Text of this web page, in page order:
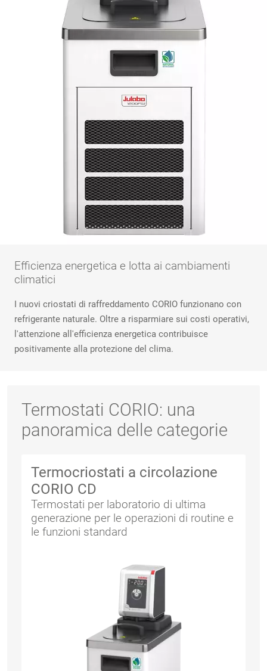
Efficienza energetica e lotta ai cambiamenti
climatici
I nuovi criostati di raffreddamento CORIO funzionano con
refrigerante naturale. Oltre a risparmiare sui costi operativi,
l'attenzione all'efficienza energetica contribuisce
positivamente alla protezione del clima.
Termostati CORIO: una
panoramica delle categorie
Termocriostati a circolazione
CORIO CD
Termostati per laboratorio di ultima
generazione per le operazioni di routine e
le funzioni standard